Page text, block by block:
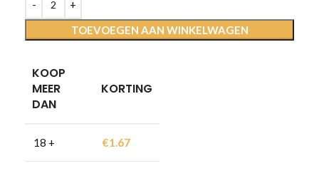
TOEVOEGEN AAN WINKELWAGEN
KOOP
MEER
DAN
KORTING
18 + €1.67